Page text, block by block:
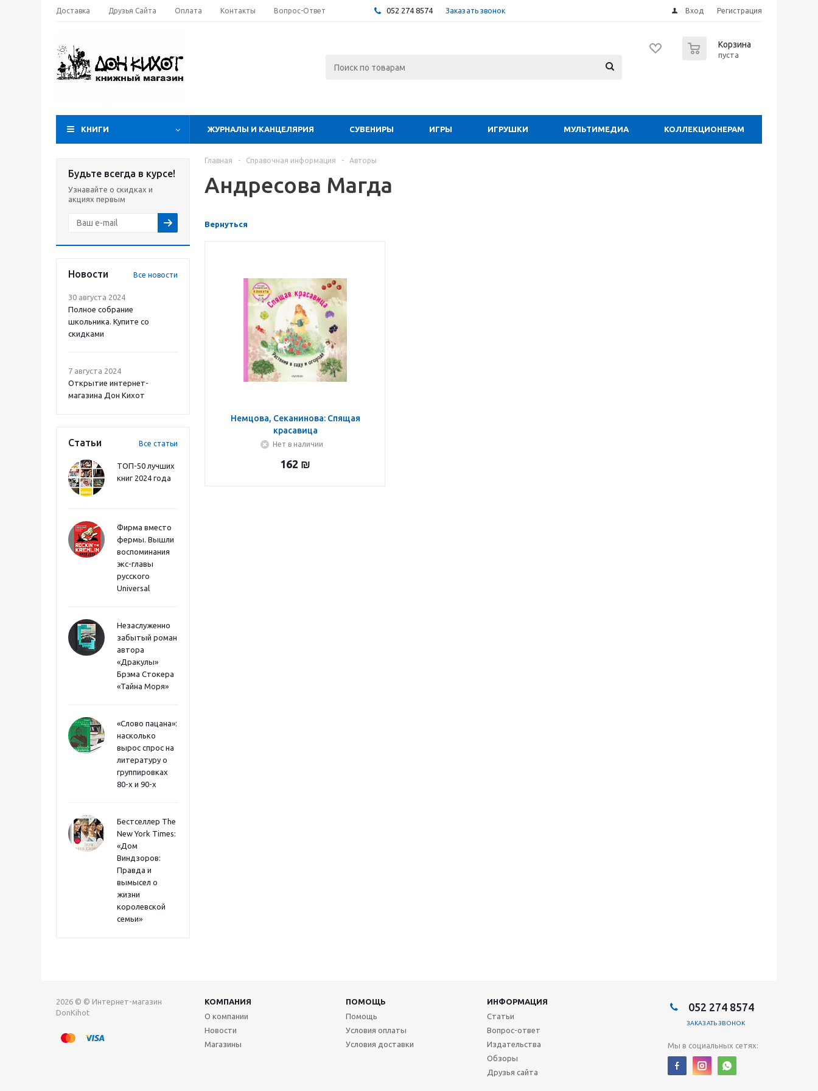
Доставка Друзья Сайта Оплата Контакты Вопрос-Ответ 052 274 8574 Заказать звонок Вход Регистрация
Корзина
пуста
КНИГИ ЖУРНАЛЫ И КАНЦЕЛЯРИЯ СУВЕНИРЫ ИГРЫ ИГРУШКИ МУЛЬТИМЕДИА КОЛЛЕКЦИОНЕРАМ
Будьте всегда в курсе!
Узнавайте о скидках и
акциях первым
Новости Все новости
30 августа 2024
Полное собрание
школьника. Купите со
скидками
7 августа 2024
Открытие интернет-
магазина Дон Кихот
Статьи Все статьи
ТОП-50 лучших
книг 2024 года
Фирма вместо
фермы. Вышли
воспоминания
экс-главы
русского
Universal
Незаслуженно
забытый роман
автора
«Дракулы»
Брэма Стокера
«Тайна Моря»
«Слово пацана»:
насколько
вырос спрос на
литературу о
группировках
80-х и 90-х
Бестселлер The
New York Times:
«Дом
Виндзоров:
Правда и
вымысел о
жизни
королевской
семьи»
Главная - Справочная информация - Авторы
Андресова Магда
Вернуться
Немцова, Секанинова: Спящая
красавица
Нет в наличии
162 ₪
2026 © © Интернет-магазин
DonKihot
КОМПАНИЯ ПОМОЩЬ
ИНФОРМАЦИЯ
О компании
Новости
Магазины
Помощь
Условия оплаты
Условия доставки
Статьи
Вопрос-ответ
Издательства
Обзоры
Друзья сайта
052 274 8574
ЗАКАЗАТЬ ЗВОНОК
Мы в социальных сетях: